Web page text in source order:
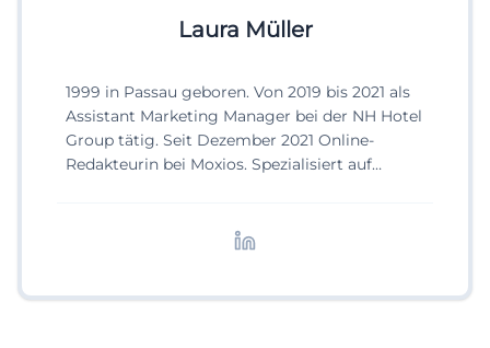
Laura Müller
1999 in Passau geboren. Von 2019 bis 2021 als
Assistant Marketing Manager bei der NH Hotel
Group tätig. Seit Dezember 2021 Online-
Redakteurin bei Moxios. Spezialisiert auf